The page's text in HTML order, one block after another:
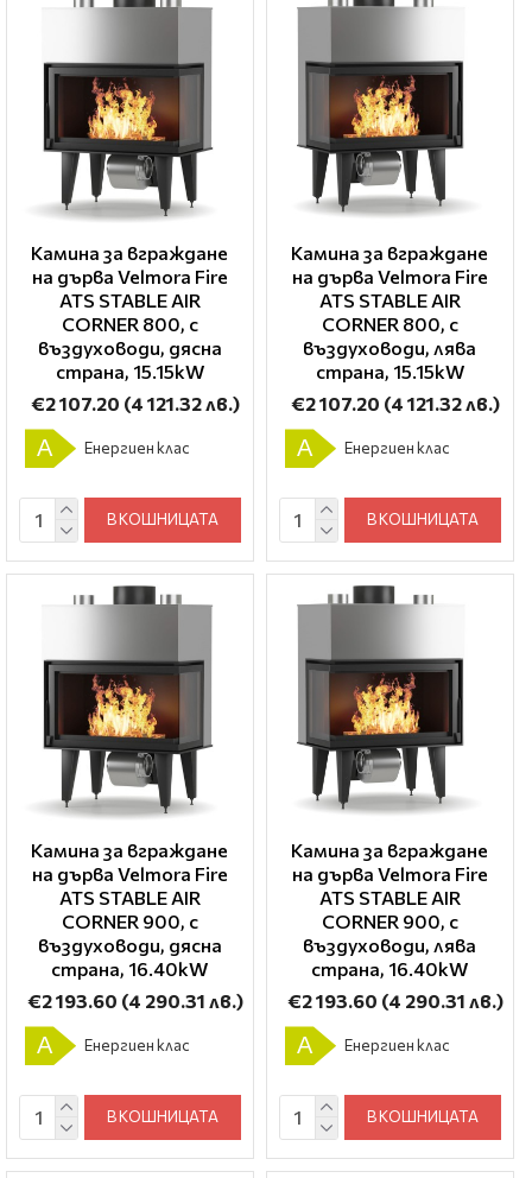
Камина за вграждане
на дърва Velmora Fire
ATS STABLE AIR
CORNER 800, с
въздуховоди, дясна
страна, 15.15kW
€2 107.20 (4 121.32 лв.)
A Енергиен клас
В КОШНИЦАТА
Камина за вграждане
на дърва Velmora Fire
ATS STABLE AIR
CORNER 800, с
въздуховоди, лява
страна, 15.15kW
€2 107.20 (4 121.32 лв.)
A Енергиен клас
В КОШНИЦАТА
Камина за вграждане
на дърва Velmora Fire
ATS STABLE AIR
CORNER 900, с
въздуховоди, дясна
страна, 16.40kW
€2 193.60 (4 290.31 лв.)
A Енергиен клас
В КОШНИЦАТА
Камина за вграждане
на дърва Velmora Fire
ATS STABLE AIR
CORNER 900, с
въздуховоди, лява
страна, 16.40kW
€2 193.60 (4 290.31 лв.)
A Енергиен клас
В КОШНИЦАТА